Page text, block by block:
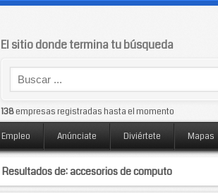
El sitio donde termina tu búsqueda
138empresas registradas hasta el momento
Empleo Anúnciate Diviértete Mapas
Resultados de: accesorios de computo